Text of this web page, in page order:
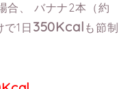
、
バナナ2本（約
1日 350Kcal も節制